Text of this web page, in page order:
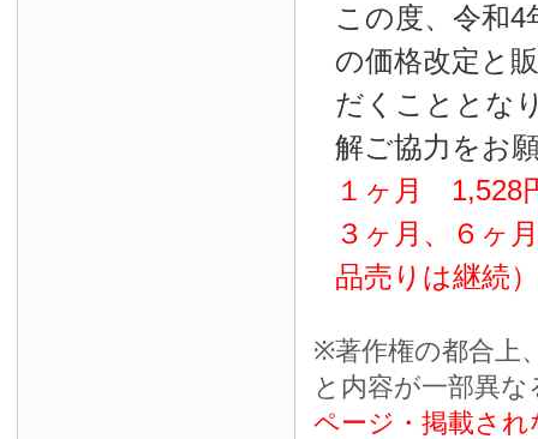
この度、令和4
の価格改定と
だくこととな
解ご協力をお
１ヶ月 1,528
３ヶ月、６ヶ
品売りは継続）
※著作権の都合上
と内容が一部異な
ページ・掲載され